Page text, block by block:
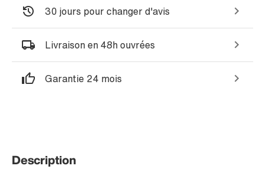
30 jours pour changer d'avis
Livraison en 48h ouvrées
Garantie 24 mois
Description